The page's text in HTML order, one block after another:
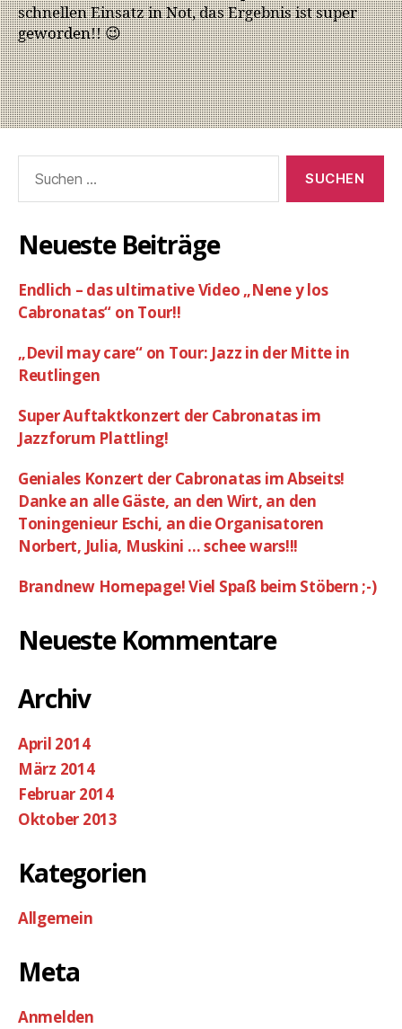
schnellen Einsatz in Not, das Ergebnis ist super
geworden!! 😉
Neueste Beiträge
Endlich – das ultimative Video „Nene y los
Cabronatas“ on Tour!!
„Devil may care“ on Tour: Jazz in der Mitte in
Reutlingen
Super Auftaktkonzert der Cabronatas im
Jazzforum Plattling!
Geniales Konzert der Cabronatas im Abseits!
Danke an alle Gäste, an den Wirt, an den
Toningenieur Eschi, an die Organisatoren
Norbert, Julia, Muskini … schee wars!!!
Brandnew Homepage! Viel Spaß beim Stöbern ;-)
Neueste Kommentare
Archiv
April 2014
März 2014
Februar 2014
Oktober 2013
Kategorien
Allgemein
Meta
Anmelden